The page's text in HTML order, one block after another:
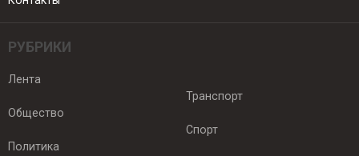
РУБРИКИ
Лента
Общество
Политика
Транспорт
Спорт